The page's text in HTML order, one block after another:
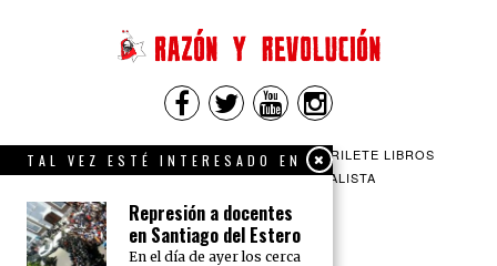
QUIENES SOMOS CONTACTO
BARRILETE LIBROS
CEICS
ENGLISH VÍA SOCIALISTA
TAL VEZ ESTÉ INTERESADO EN
Represión a docentes
en Santiago del Estero
En el día de ayer los cerca